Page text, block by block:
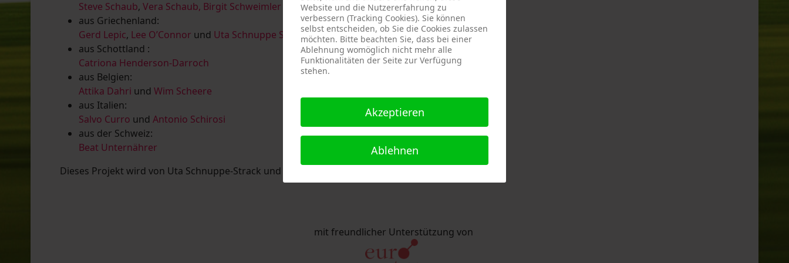
Steve Schaub, Vera Schaub, Birgit Schweimler & Serge DevadderundRolf Thärichen
aus Griechenland:
Gerd Lepic, Lee O’Connor und Uta Schnuppe Strack
aus Schottland :
Catriona Henderson-Darroch
aus Belgien:
Attika Dahri und Wim Scheere
aus Italien:
Salvo Curro und Antonio Schirosi
aus der Schweiz:
Beat Unternährer
Dieses Projekt wird von Uta Schnuppe-Strack und Eric Schaftlein organisiert.
mit freundlicher Unterstützung von
Website und die Nutzererfahrung zu
verbessern (Tracking Cookies). Sie können
selbst entscheiden, ob Sie die Cookies zulassen
möchten. Bitte beachten Sie, dass bei einer
Ablehnung womöglich nicht mehr alle
Funktionalitäten der Seite zur Verfügung
stehen.
Akzeptieren
Ablehnen